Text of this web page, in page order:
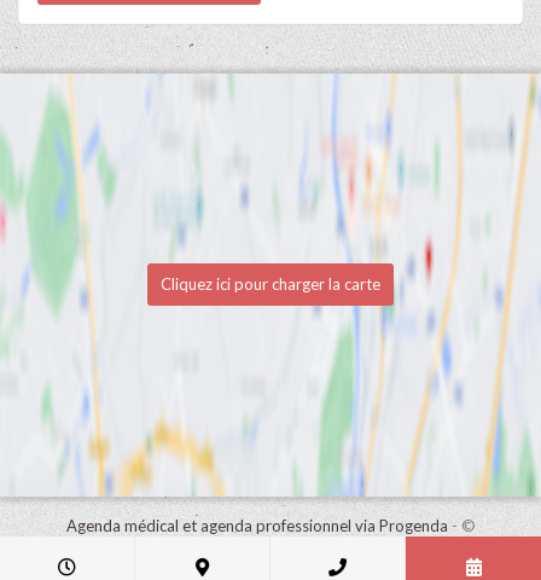
Cliquez ici pour charger la carte
Agenda médical et agenda professionnel via Progenda- ©